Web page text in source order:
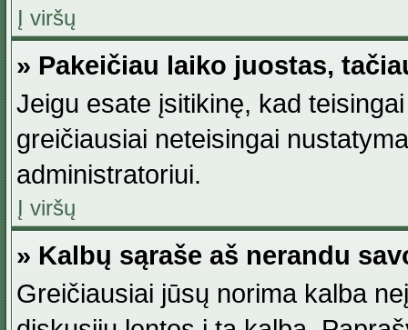
Į viršų
» Pakeičiau laiko juostas,
Jeigu esate įsitikinę, kad
greičiausiai neteisingai
administratoriui.
Į viršų
» Kalbų sąraše aš nerandu
Greičiausiai jūsų norima kalba